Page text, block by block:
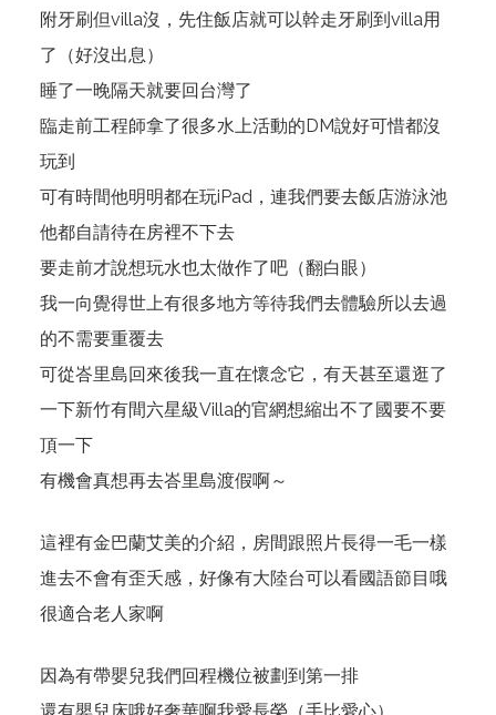
附牙刷但villa沒，先住飯店就可以幹走牙刷到villa用
了（好沒出息）
睡了一晚隔天就要回台灣了
臨走前工程師拿了很多水上活動的DM說好可惜都沒
玩到
可有時間他明明都在玩iPad，連我們要去飯店游泳池
他都自請待在房裡不下去
要走前才說想玩水也太做作了吧（翻白眼）
我一向覺得世上有很多地方等待我們去體驗所以去過
的不需要重覆去
可從峇里島回來後我一直在懷念它，有天甚至還逛了
一下新竹有間六星級Villa的官網想縮出不了國要不要
頂一下
有機會真想再去峇里島渡假啊～
這裡有金巴蘭艾美的介紹，房間跟照片長得一毛一樣
進去不會有歪夭感，好像有大陸台可以看國語節目哦
很適合老人家啊
因為有帶嬰兒我們回程機位被劃到第一排